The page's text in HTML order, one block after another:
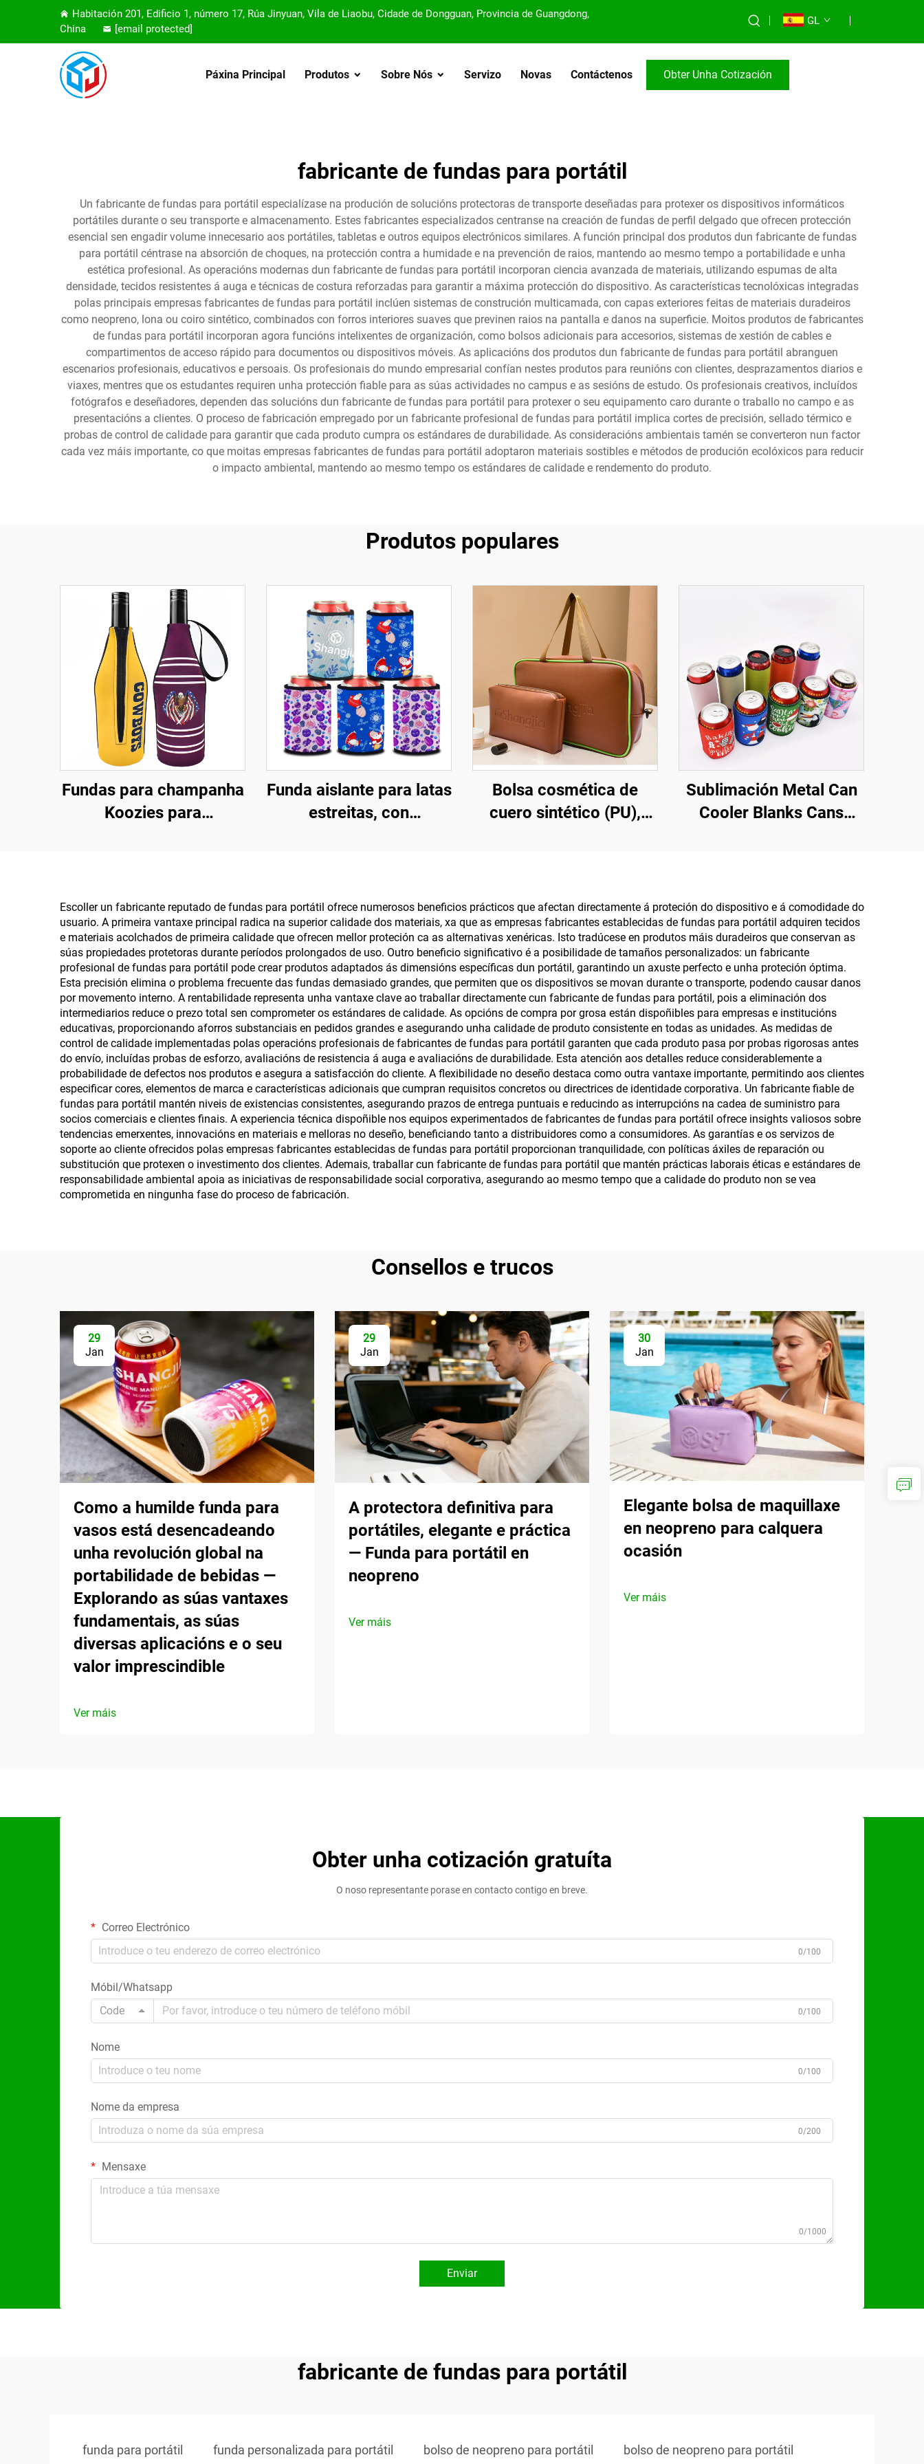
Habitación 201, Edificio 1, número 17, Rúa Jinyuan, Vila de Liaobu, Cidade de Dongguan, Provincia de Guangdong,
China
[email protected]
GL
Páxina Principal Produtos Sobre Nós Servizo Novas Contáctenos Obter Unha Cotización
fabricante de fundas para portátil
Un fabricante de fundas para portátil especialízase na produción de solucións protectoras de transporte deseñadas para protexer os dispositivos informáticos
portátiles durante o seu transporte e almacenamento. Estes fabricantes especializados centranse na creación de fundas de perfil delgado que ofrecen protección
esencial sen engadir volume innecesario aos portátiles, tabletas e outros equipos electrónicos similares. A función principal dos produtos dun fabricante de fundas
para portátil céntrase na absorción de choques, na protección contra a humidade e na prevención de raios, mantendo ao mesmo tempo a portabilidade e unha
estética profesional. As operacións modernas dun fabricante de fundas para portátil incorporan ciencia avanzada de materiais, utilizando espumas de alta
densidade, tecidos resistentes á auga e técnicas de costura reforzadas para garantir a máxima protección do dispositivo. As características tecnolóxicas integradas
polas principais empresas fabricantes de fundas para portátil inclúen sistemas de construción multicamada, con capas exteriores feitas de materiais duradeiros
como neopreno, lona ou coiro sintético, combinados con forros interiores suaves que previnen raios na pantalla e danos na superficie. Moitos produtos de fabricantes
de fundas para portátil incorporan agora funcións intelixentes de organización, como bolsos adicionais para accesorios, sistemas de xestión de cables e
compartimentos de acceso rápido para documentos ou dispositivos móveis. As aplicacións dos produtos dun fabricante de fundas para portátil abranguen
escenarios profesionais, educativos e persoais. Os profesionais do mundo empresarial confían nestes produtos para reunións con clientes, desprazamentos diarios e
viaxes, mentres que os estudantes requiren unha protección fiable para as súas actividades no campus e as sesións de estudo. Os profesionais creativos, incluídos
fotógrafos e deseñadores, dependen das solucións dun fabricante de fundas para portátil para protexer o seu equipamento caro durante o traballo no campo e as
presentacións a clientes. O proceso de fabricación empregado por un fabricante profesional de fundas para portátil implica cortes de precisión, sellado térmico e
probas de control de calidade para garantir que cada produto cumpra os estándares de durabilidade. As consideracións ambientais tamén se converteron nun factor
cada vez máis importante, co que moitas empresas fabricantes de fundas para portátil adoptaron materiais sostibles e métodos de produción ecolóxicos para reducir
o impacto ambiental, mantendo ao mesmo tempo os estándares de calidade e rendemento do produto.
Produtos populares
Fundas para champanha
Koozies para
refrescantes para
botellas con cremalleira
Funda aislante para latas
estreitas, con
cerveza, fundas
térmicas para latas de
bebida
Bolsa cosmética de
cuero sintético (PU),
bolsa cosmética
transparente
Sublimación Metal Can
Cooler Blanks Cans
Escoller un fabricante reputado de fundas para portátil ofrece numerosos beneficios prácticos que afectan directamente á proteción do dispositivo e á comodidade do
usuario. A primeira vantaxe principal radica na superior calidade dos materiais, xa que as empresas fabricantes establecidas de fundas para portátil adquiren tecidos
e materiais acolchados de primeira calidade que ofrecen mellor proteción ca as alternativas xenéricas. Isto tradúcese en produtos máis duradeiros que conservan as
súas propiedades protetoras durante períodos prolongados de uso. Outro beneficio significativo é a posibilidade de tamaños personalizados: un fabricante
profesional de fundas para portátil pode crear produtos adaptados ás dimensións específicas dun portátil, garantindo un axuste perfecto e unha proteción óptima.
Esta precisión elimina o problema frecuente das fundas demasiado grandes, que permiten que os dispositivos se movan durante o transporte, podendo causar danos
por movemento interno. A rentabilidade representa unha vantaxe clave ao traballar directamente cun fabricante de fundas para portátil, pois a eliminación dos
intermediarios reduce o prezo total sen comprometer os estándares de calidade. As opcións de compra por grosa están dispoñibles para empresas e institucións
educativas, proporcionando aforros substanciais en pedidos grandes e asegurando unha calidade de produto consistente en todas as unidades. As medidas de
control de calidade implementadas polas operacións profesionais de fabricantes de fundas para portátil garanten que cada produto pasa por probas rigorosas antes
do envío, incluídas probas de esforzo, avaliacións de resistencia á auga e avaliacións de durabilidade. Esta atención aos detalles reduce considerablemente a
probabilidade de defectos nos produtos e asegura a satisfacción do cliente. A flexibilidade no deseño destaca como outra vantaxe importante, permitindo aos clientes
especificar cores, elementos de marca e características adicionais que cumpran requisitos concretos ou directrices de identidade corporativa. Un fabricante fiable de
fundas para portátil mantén niveis de existencias consistentes, asegurando prazos de entrega puntuais e reducindo as interrupcións na cadea de suministro para
socios comerciais e clientes finais. A experiencia técnica dispoñible nos equipos experimentados de fabricantes de fundas para portátil ofrece insights valiosos sobre
tendencias emerxentes, innovacións en materiais e melloras no deseño, beneficiando tanto a distribuidores como a consumidores. As garantías e os servizos de
soporte ao cliente ofrecidos polas empresas fabricantes establecidas de fundas para portátil proporcionan tranquilidade, con políticas áxiles de reparación ou
substitución que protexen o investimento dos clientes. Ademais, traballar cun fabricante de fundas para portátil que mantén prácticas laborais éticas e estándares de
responsabilidade ambiental apoia as iniciativas de responsabilidade social corporativa, asegurando ao mesmo tempo que a calidade do produto non se vea
comprometida en ningunha fase do proceso de fabricación.
Consellos e trucos
29
Jan
Como a humilde funda para
vasos está desencadeando
unha revolución global na
portabilidade de bebidas —
Explorando as súas vantaxes
fundamentais, as súas
diversas aplicacións e o seu
valor imprescindible
Ver máis
29
Jan
A protectora definitiva para
portátiles, elegante e práctica
— Funda para portátil en
neopreno
Ver máis
30
Jan
Elegante bolsa de maquillaxe
en neopreno para calquera
ocasión
Ver máis
Obter unha cotización gratuíta
O noso representante porase en contacto contigo en breve.
Correo Electrónico
0/100
Móbil/Whatsapp
Code
0/100
Nome
0/100
Nome da empresa
0/200
Mensaxe
0/1000
Enviar
fabricante de fundas para portátil
funda para portátil funda personalizada para portátil bolso de neopreno para portátil bolso de neopreno para portátil